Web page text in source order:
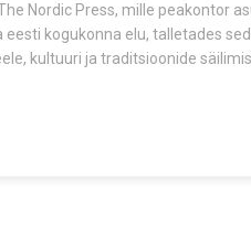
Nordic Press, mille peakontor
eesti kogukonna elu, talletades
kultuuri ja traditsioonide